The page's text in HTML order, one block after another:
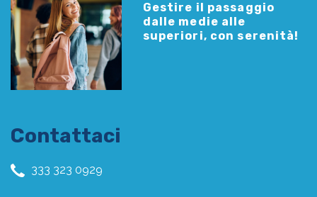
Gestire il passaggio
dalle medie alle
superiori, con serenità!
Contattaci
333 323 0929